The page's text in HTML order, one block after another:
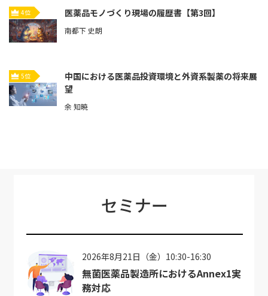
4位 医薬品モノづくり現場の履歴書【第3回】
南都下 史朗
5位
中国における医薬品投資環境と外資系製薬の将来展
望
余 知暁
セミナー
2026年8月21日（金）10:30-16:30
無菌医薬品製造所におけるAnnex1実
務対応